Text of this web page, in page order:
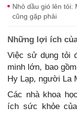
Nhỏ dầu gió lên tỏi:
cũng gặp phải
Những lợi ích
Việc sử dụng tỏi
minh lớn, bao
Hy Lạp, người La
Các nhà khoa
ích sức khỏe